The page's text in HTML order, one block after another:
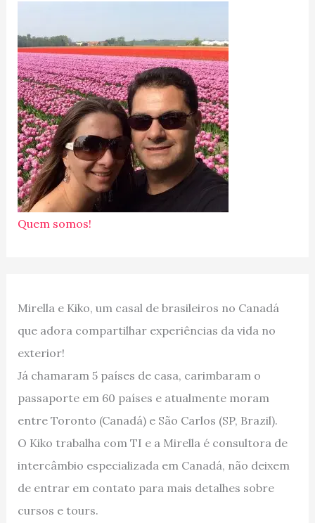
Quem somos!
Mirella e Kiko, um casal de brasileiros no Canadá
que adora compartilhar experiências da vida no
exterior!
Já chamaram 5 países de casa, carimbaram o
passaporte em 60 países e atualmente moram
entre Toronto (Canadá) e São Carlos (SP, Brazil).
O Kiko trabalha com TI e a Mirella é consultora de
intercâmbio especializada em Canadá, não deixem
de entrar em contato para mais detalhes sobre
cursos e tours.